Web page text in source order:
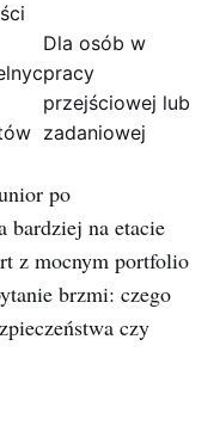
Dla osób w
pracy
przejściowej lub
zadaniowej
po
bardziej na etacie
z mocnym portfolio
brzmi: czego
czy